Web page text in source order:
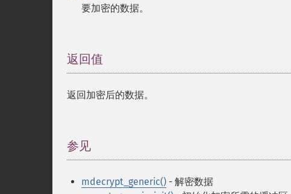
要加密的数据。
返回值
返回加密后的数据。
参见
mdecrypt_generic() - 解密数据